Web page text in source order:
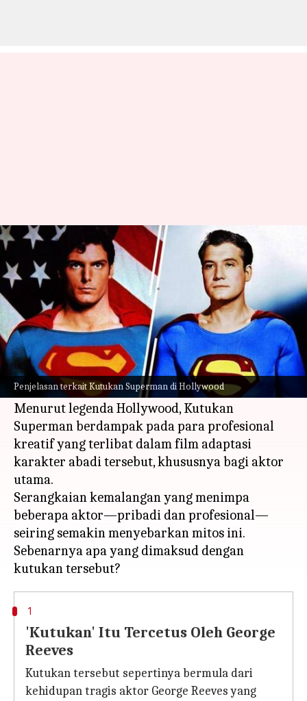
Penjelasan terkait Kutukan Superman di Hollywood
Memaknai Mitos Kutukan
Superman Di Tanah Hollywood
menulis Handoko Nov 27, 2023
Apa ceritanya
Pahlawan super DC, Superman, bisa dibilang
bisa melakukan semuanya, jadi bagaimana bisa
ia dihantui oleh kutukan?
Menurut legenda Hollywood, Kutukan
Superman berdampak pada para profesional
kreatif yang terlibat dalam film adaptasi
karakter abadi tersebut, khususnya bagi aktor
utama.
Serangkaian kemalangan yang menimpa
beberapa aktor—pribadi dan profesional—
seiring semakin menyebarkan mitos ini.
Sebenarnya apa yang dimaksud dengan
1
'Kutukan' Itu Tercetus Oleh George
Reeves
Kutukan tersebut sepertinya bermula dari
kehidupan tragis aktor George Reeves yang